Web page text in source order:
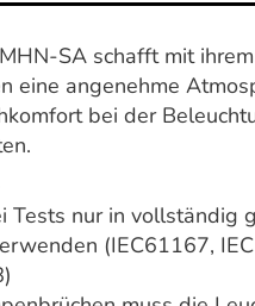
SA schafft mit
eine angenehme
bei der
Tests nur in vollständig
(IEC61167,